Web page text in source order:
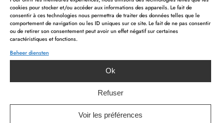
cookies pour stocker et/ou accéder aux informations des appareils. Le fait de
consentir à ces technologies nous permettra de traiter des données telles que le
comportement de navigation ou les ID uniques sur ce site. Le fait de ne pas consentir
ou de retirer son consentement peut avoir un effet négatif sur certaines
caractéristiques et fonctions.
Beheer diensten
Ok
Refuser
Voir les préférences
streekbiertje of van onze speciale cocktails en
mocktails die meteen voor u worden bereid.
PREVIOUS ARTICLE NEXT ARTICLE